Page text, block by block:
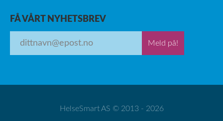
FÅ VÅRT NYHETSBREV
Meld på!
HelseSmart AS © 2013 - 2026